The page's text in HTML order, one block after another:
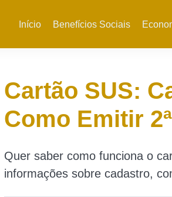
Início Benefícios Sociais
Cartão SUS:
Como Emitir
Quer saber como funciona o
informações sobre cadastro,